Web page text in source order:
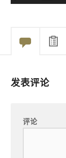
发表评论
评论